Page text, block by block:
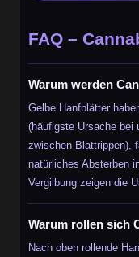
FAQ –
Warum werden
Gelbe Hanfblätter
(häufigste Ursache bei
zwischen Blattrippen),
natürliches Absterben
Vergilbung zeigen die
Warum rollen sich
Nach oben rollende